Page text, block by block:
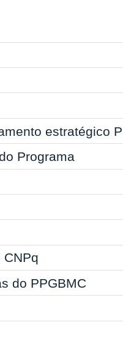
estratégico
Programa
CNPq
do PPGBMC